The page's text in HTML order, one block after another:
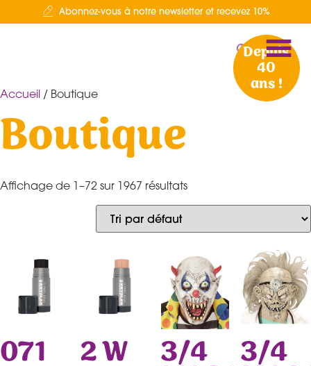
Abonnez-vous à notre newsletter et recevez 10%
Depuis
40
ans !
Accueil / Boutique
Boutique
Affichage de 1–72 sur 1967 résultats
071 2 W 3/4 3/4